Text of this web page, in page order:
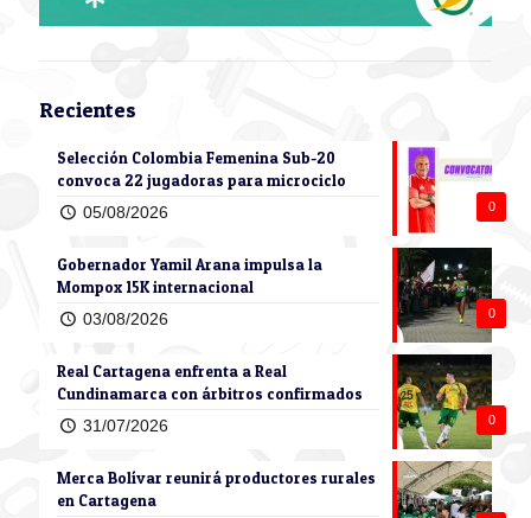
Recientes
0
Selección Colombia Femenina Sub-20
convoca 22 jugadoras para microciclo
05/08/2026
0
Gobernador Yamil Arana impulsa la
Mompox 15K internacional
03/08/2026
0
Real Cartagena enfrenta a Real
Cundinamarca con árbitros confirmados
31/07/2026
Merca Bolívar reunirá productores rurales
en Cartagena